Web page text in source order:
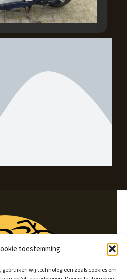
toestemming
gebruiken wij technologieën zoals cookies om